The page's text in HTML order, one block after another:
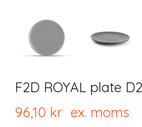
F2D ROYAL plate
96,10 kr ex. moms